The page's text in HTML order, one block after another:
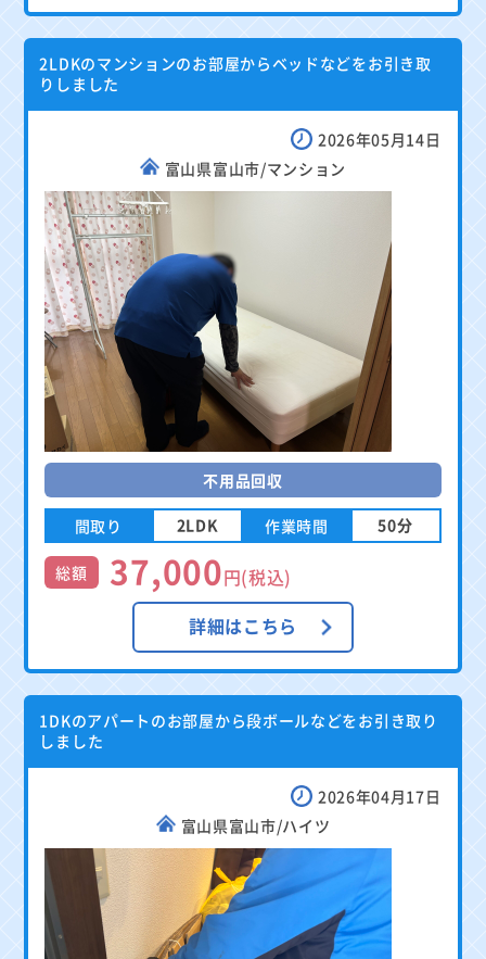
2LDKのマンションのお部屋からベッドなどをお引き取
りしました
2026年05月14日
富山県富山市/マンション
不用品回収
間取り 2LDK 作業時間 50分
総額 37,000円(税込)
詳細はこちら
1DKのアパートのお部屋から段ボールなどをお引き取り
しました
2026年04月17日
富山県富山市/ハイツ